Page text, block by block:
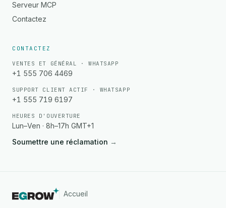
Serveur MCP
Contactez
CONTACTEZ
VENTES ET GÉNÉRAL · WHATSAPP
+1 555 706 4469
SUPPORT CLIENT ACTIF · WHATSAPP
+1 555 719 6197
HEURES D'OUVERTURE
Lun–Ven · 8h–17h GMT+1
Soumettre une réclamation →
Accueil